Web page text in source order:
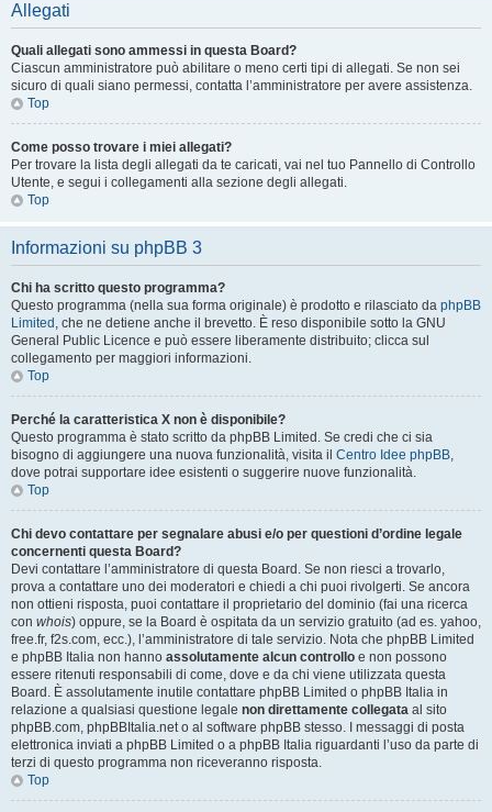
Allegati
Quali allegati sono ammessi in questa Board?
Ciascun amministratore può abilitare o meno certi tipi di allegati. Se non sei
sicuro di quali siano permessi, contatta l’amministratore per avere assistenza.
Top
Come posso trovare i miei allegati?
Per trovare la lista degli allegati da te caricati, vai nel tuo Pannello di Controllo
Utente, e segui i collegamenti alla sezione degli allegati.
Top
Informazioni su phpBB 3
Chi ha scritto questo programma?
Questo programma (nella sua forma originale) è prodotto e rilasciato da phpBB
Limited , che ne detiene anche il brevetto. È reso disponibile sotto la GNU
General Public Licence e può essere liberamente distribuito; clicca sul
collegamento per maggiori informazioni.
Top
Perché la caratteristica X non è disponibile?
Questo programma è stato scritto da phpBB Limited. Se credi che ci sia
bisogno di aggiungere una nuova funzionalità, visita il Centro Idee phpBB,
dove potrai supportare idee esistenti o suggerire nuove funzionalità.
Top
Chi devo contattare per segnalare abusi e/o per questioni d’ordine legale
concernenti questa Board?
Devi contattare l’amministratore di questa Board. Se non riesci a trovarlo,
prova a contattare uno dei moderatori e chiedi a chi puoi rivolgerti. Se ancora
non ottieni risposta, puoi contattare il proprietario del dominio (fai una ricerca
con whois) oppure, se la Board è ospitata da un servizio gratuito (ad es. yahoo,
free.fr, f2s.com, ecc.), l’amministratore di tale servizio. Nota che phpBB Limited
e phpBB Italia non hanno assolutamente alcun controllo e non possono
essere ritenuti responsabili di come, dove e da chi viene utilizzata questa
Board. È assolutamente inutile contattare phpBB Limited o phpBB Italia in
relazione a qualsiasi questione legale non direttamente collegata al sito
phpBB.com, phpBBItalia.net o al software phpBB stesso. I messaggi di posta
elettronica inviati a phpBB Limited o a phpBB Italia riguardanti l’uso da parte di
terzi di questo programma non riceveranno risposta.
Top